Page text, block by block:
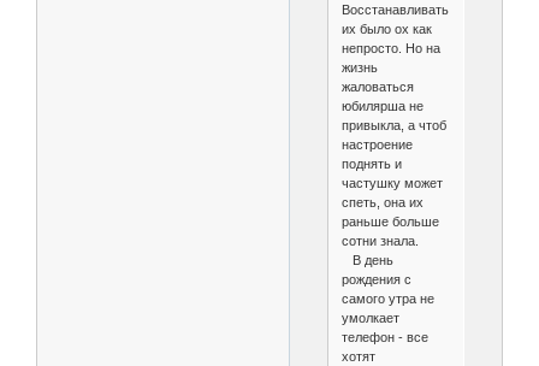
Восстанавливать
их было ох как
непросто. Но на
жизнь
жаловаться
юбилярша не
привыкла, а чтоб
настроение
поднять и
частушку может
спеть, она их
раньше больше
сотни знала.
В день
рождения с
самого утра не
умолкает
телефон - все
хотят